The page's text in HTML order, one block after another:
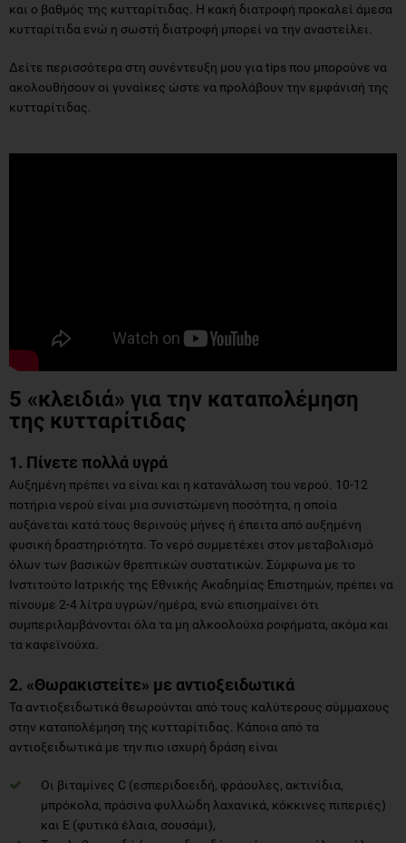
και ο βαθμός της κυτταρίτιδας. Η κακή διατροφή προκαλεί άμεσα
κυτταρίτιδα ενώ η σωστή διατροφή μπορεί να την αναστείλει.
Δείτε περισσότερα στη συνέντευξη μου για tips που μπορούνε να
ακολουθήσουν οι γυναίκες ώστε να προλάβουν την εμφάνισή της
κυτταρίτιδας.
5 «κλειδιά» για την καταπολέμηση
της κυτταρίτιδας
1. Πίνετε πολλά υγρά
Αυξημένη πρέπει να είναι και η κατανάλωση του νερού. 10-12
ποτήρια νερού είναι μια συνιστώμενη ποσότητα, η οποία
αυξάνεται κατά τους θερινούς μήνες ή έπειτα από αυξημένη
φυσική δραστηριότητα. Το νερό συμμετέχει στον μεταβολισμό
όλων των βασικών θρεπτικών συστατικών. Σύμφωνα με το
Ινστιτούτο Ιατρικής της Εθνικής Ακαδημίας Επιστημών, πρέπει να
πίνουμε 2-4 λίτρα υγρών/ημέρα, ενώ επισημαίνει ότι
συμπεριλαμβάνονται όλα τα μη αλκοολούχα ροφήματα, ακόμα και
τα καφεϊνούχα.
2. «Θωρακιστείτε» με αντιοξειδωτικά
Τα αντιοξειδωτικά θεωρούνται από τους καλύτερους σύμμαχους
στην καταπολέμηση της κυτταρίτιδας. Κάποια από τα
αντιοξειδωτικά με την πιο ισχυρή δράση είναι
Οι βιταμίνες C (εσπεριδοειδή, φράουλες, ακτινίδια,
μπρόκολα, πράσινα φυλλώδη λαχανικά, κόκκινες πιπεριές)
και Ε (φυτικά έλαια, σουσάμι),